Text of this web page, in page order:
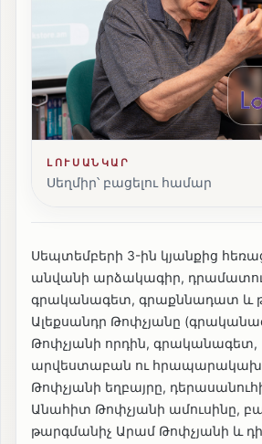
ԼՈՒՍԱՆԿԱՐ
Սեղմիր՝ բացելու համար
Սեպտեմբերի 3-ին կյանքից
անվանի արձակագիր,
գրականագետ, գրաքննադատ և
Ալեքսանդր Թոփչյանը
Թոփչյանի որդին, գրականագետ,
արվեստաբան ու
Թոփչյանի եղբայրը,
Անահիտ Թոփչյանի ամուսինը,
թարգմանիչ Արամ Թոփչյանի և